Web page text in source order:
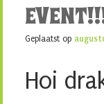
Geplaatst op
Hoi